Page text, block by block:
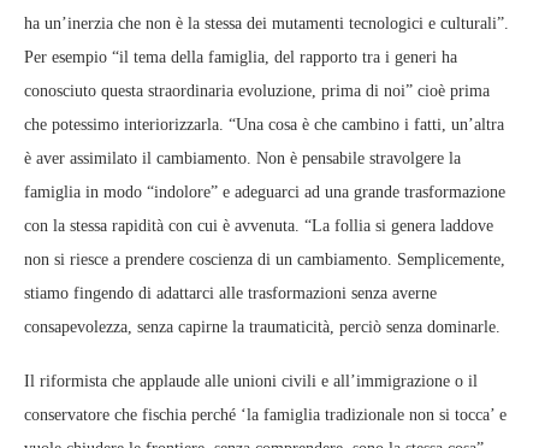
ha un’inerzia che non è la stessa dei mutamenti tecnologici e culturali”.
Per esempio “il tema della famiglia, del rapporto tra i generi ha
conosciuto questa straordinaria evoluzione, prima di noi” cioè prima
che potessimo interiorizzarla. “Una cosa è che cambino i fatti, un’altra
è aver assimilato il cambiamento. Non è pensabile stravolgere la
famiglia in modo “indolore” e adeguarci ad una grande trasformazione
con la stessa rapidità con cui è avvenuta. “La follia si genera laddove
non si riesce a prendere coscienza di un cambiamento. Semplicemente,
stiamo fingendo di adattarci alle trasformazioni senza averne
consapevolezza, senza capirne la traumaticità, perciò senza dominarle.
Il riformista che applaude alle unioni civili e all’immigrazione o il
conservatore che fischia perché ‘la famiglia tradizionale non si tocca’ e